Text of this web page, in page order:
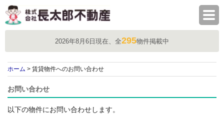
2026年8月6日現在、全295物件掲載中
ホーム > 賃貸物件へのお問い合わせ
お問い合わせ
以下の物件にお問い合わせします。